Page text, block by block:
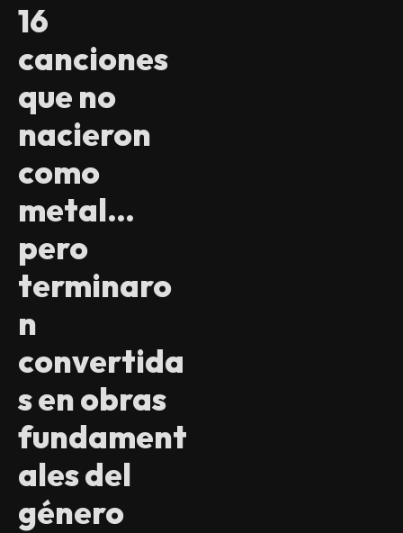
16
canciones
que no
nacieron
como
metal…
pero
terminaro
n
convertida
s en obras
fundament
ales del
género